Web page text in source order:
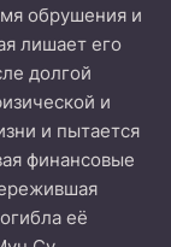
обрушения и
лишает его
долгой
и
и пытается
финансовые
её